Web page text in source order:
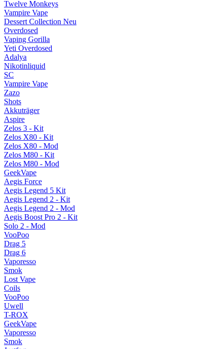
Twelve Monkeys
Vampire Vape
Dessert Collection Neu
Overdosed
Vaping Gorilla
Yeti Overdosed
Adalya
Nikotinliquid
SC
Vampire Vape
Zazo
Shots
Akkuträger
Aspire
Zelos 3 - Kit
Zelos X80 - Kit
Zelos X80 - Mod
Zelos M80 - Kit
Zelos M80 - Mod
GeekVape
Aegis Force
Aegis Legend 5 Kit
Aegis Legend 2 - Kit
Aegis Legend 2 - Mod
Aegis Boost Pro 2 - Kit
Solo 2 - Mod
VooPoo
Drag 5
Drag 6
Vaporesso
Smok
Lost Vape
Coils
VooPoo
Uwell
T-ROX
GeekVape
Vaporesso
Smok